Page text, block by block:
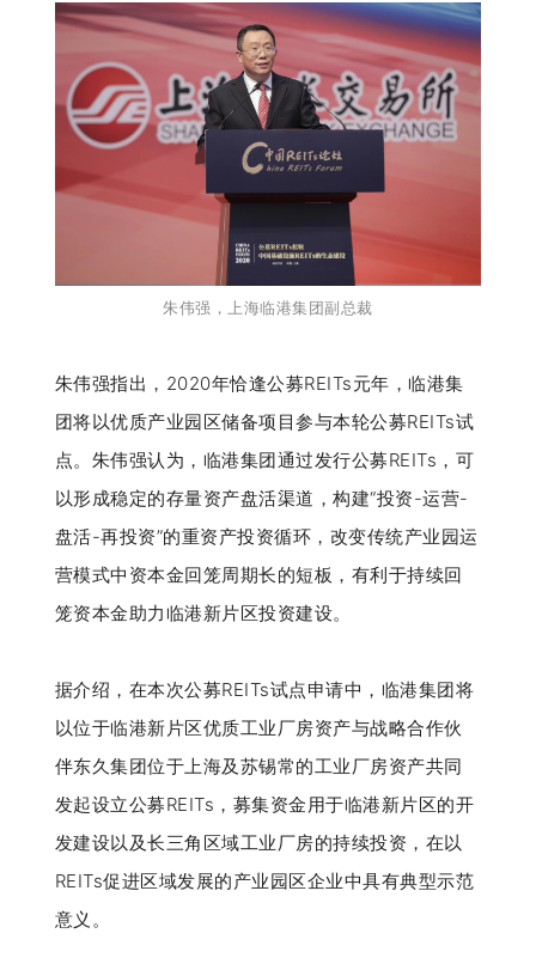
朱伟强 ，上海临港集团副总裁
朱伟强指出，2020年恰逢公募REITs元年，临港集
团将以优质产业园区储备项目参与本轮公募REITs试
点。朱伟强认为，临港集团通过发行公募REITs，可
以形成稳定的存量资产盘活渠道，构建“投资-运营-
盘活-再投资”的重资产投资循环，改变传统产业园运
营模式中资本金回笼周期长的短板，有利于持续回
笼资本金助力临港新片区投资建设。
据介绍，在本次公募REITs试点申请中，临港集团将
以位于临港新片区优质工业厂房资产与战略合作伙
伴东久集团位于上海及苏锡常的工业厂房资产共同
发起设立公募REITs，募集资金用于临港新片区的开
发建设以及长三角区域工业厂房的持续投资，在以
REITs促进区域发展的产业园区企业中具有典型示范
意义。